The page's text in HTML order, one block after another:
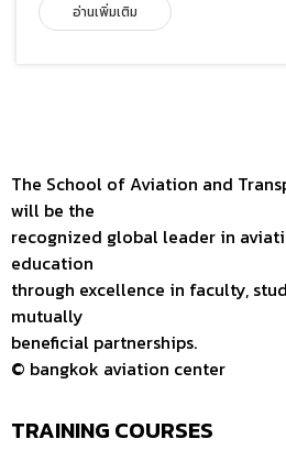
อ่านเพิ่มเติม
The School of Aviation and
will be the
recognized global leader in
education
through excellence in faculty,
mutually
beneficial partnerships.
© bangkok aviation center
TRAINING COURSES